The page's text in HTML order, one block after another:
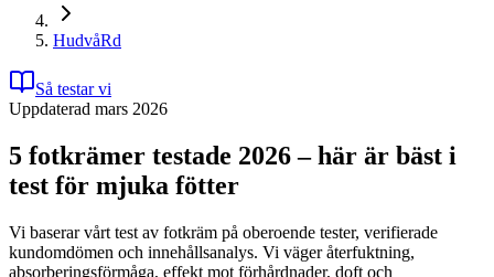
HudvåRd
Så testar vi
Uppdaterad mars 2026
5 fotkrämer testade 2026 – här är bäst i
test för mjuka fötter
Vi baserar vårt test av fotkräm på oberoende tester, verifierade
kundomdömen och innehållsanalys. Vi väger återfuktning,
absorberingsförmåga, effekt mot förhårdnader, doft och